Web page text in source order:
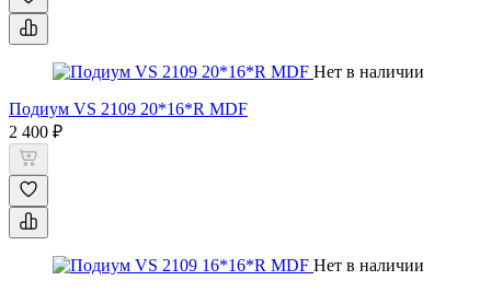
Нет в наличии
Подиум VS 2109 20*16*R MDF
2 400 ₽
Нет в наличии